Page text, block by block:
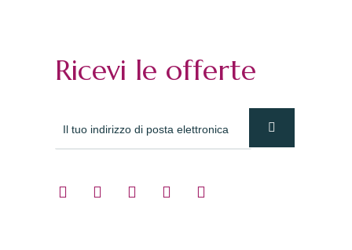
Ricevi le offerte